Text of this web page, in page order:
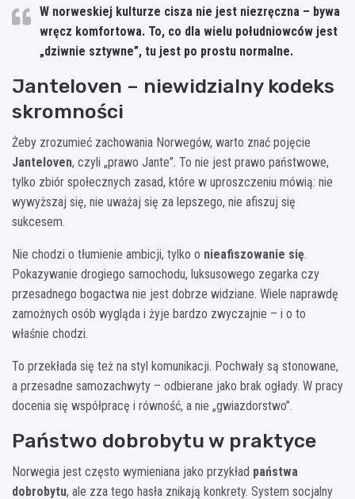
W norweskiej kulturze cisza nie jest niezręczna – bywa
wręcz komfortowa. To, co dla wielu południowców jest
„dziwnie sztywne”, tu jest po prostu normalne.
Janteloven – niewidzialny kodeks
skromności
Żeby zrozumieć zachowania Norwegów, warto znać pojęcie
Janteloven, czyli „prawo Jante”. To nie jest prawo państwowe,
tylko zbiór społecznych zasad, które w uproszczeniu mówią: nie
wywyższaj się, nie uważaj się za lepszego, nie afiszuj się
sukcesem.
Nie chodzi o tłumienie ambicji, tylko o nieafiszowanie się.
Pokazywanie drogiego samochodu, luksusowego zegarka czy
przesadnego bogactwa nie jest dobrze widziane. Wiele naprawdę
zamożnych osób wygląda i żyje bardzo zwyczajnie – i o to
właśnie chodzi.
To przekłada się też na styl komunikacji. Pochwały są stonowane,
a przesadne samozachwyty – odbierane jako brak ogłady. W pracy
docenia się współpracę i równość, a nie „gwiazdorstwo”.
Państwo dobrobytu w praktyce
Norwegia jest często wymieniana jako przykład państwa
dobrobytu, ale zza tego hasła znikają konkrety. System socjalny